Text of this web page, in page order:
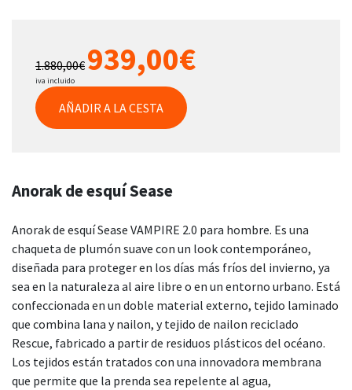
1.880,00€ 939,00€
iva incluido
AÑADIR A LA CESTA
Anorak de esquí Sease
Anorak de esquí Sease VAMPIRE 2.0 para hombre. Es una
chaqueta de plumón suave con un look contemporáneo,
diseñada para proteger en los días más fríos del invierno, ya
sea en la naturaleza al aire libre o en un entorno urbano. Está
confeccionada en un doble material externo, tejido laminado
que combina lana y nailon, y tejido de nailon reciclado
Rescue, fabricado a partir de residuos plásticos del océano.
Los tejidos están tratados con una innovadora membrana
que permite que la prenda sea repelente al agua,